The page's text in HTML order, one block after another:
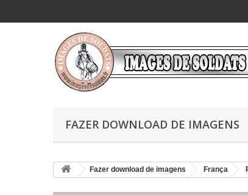
FAZER DOWNLOAD DE IMAGENS
Fazer download de imagens França